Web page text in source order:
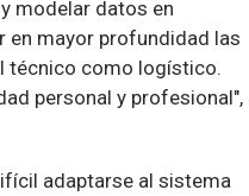
modelar datos en
en mayor profundidad las
técnico como logístico.
personal y profesional",
adaptarse al sistema